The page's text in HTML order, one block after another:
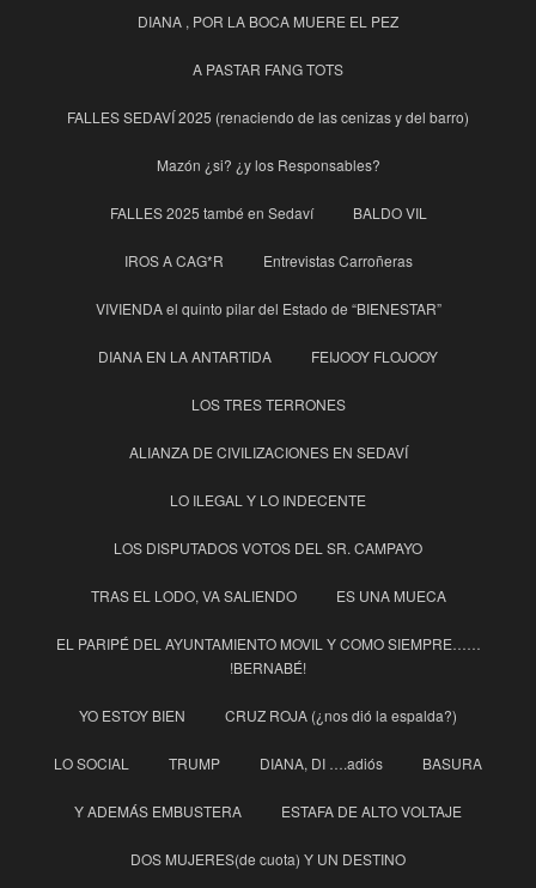
DIANA , POR LA BOCA MUERE EL PEZ
A PASTAR FANG TOTS
FALLES SEDAVÍ 2025 (renaciendo de las cenizas y del barro)
Mazón ¿si? ¿y los Responsables?
FALLES 2025 també en Sedaví BALDO VIL
IROS A CAG*R Entrevistas Carroñeras
VIVIENDA el quinto pilar del Estado de “BIENESTAR”
DIANA EN LA ANTARTIDA FEIJOOY FLOJOOY
LOS TRES TERRONES
ALIANZA DE CIVILIZACIONES EN SEDAVÍ
LO ILEGAL Y LO INDECENTE
LOS DISPUTADOS VOTOS DEL SR. CAMPAYO
TRAS EL LODO, VA SALIENDO ES UNA MUECA
EL PARIPÉ DEL AYUNTAMIENTO MOVIL Y COMO SIEMPRE……
!BERNABÉ!
YO ESTOY BIEN CRUZ ROJA (¿nos dió la espalda?)
LO SOCIAL TRUMP DIANA, DI ….adiós BASURA
Y ADEMÁS EMBUSTERA ESTAFA DE ALTO VOLTAJE
DOS MUJERES(de cuota) Y UN DESTINO